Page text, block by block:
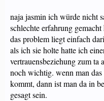
naja jasmin ich würde nicht
schlechte erfahrung
das problem liegt einfach
als ich sie holte hatte ich
vertrauensbeziehung zum ta
noch wichtig. wenn man
kommt, dann ist man da in
gesagt sein.